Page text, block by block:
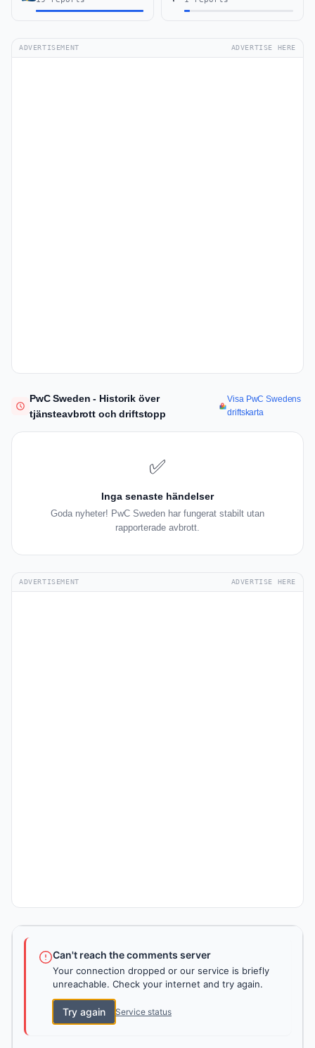
ADVERTISEMENT ADVERTISE HERE
PwC Sweden - Historik över
tjänsteavbrott och driftstopp
Visa PwC Swedens
driftskarta
✅
Inga senaste händelser
Goda nyheter! PwC Sweden har fungerat stabilt utan
rapporterade avbrott.
ADVERTISEMENT ADVERTISE HERE
Can't reach the comments server
Your connection dropped or our service is briefly
unreachable. Check your internet and try again.
Try again Service status